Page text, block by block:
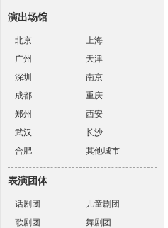
演出场馆
北京
上海
广州
天津
深圳
南京
成都
重庆
郑州
西安
武汉
长沙
合肥
其他城市
表演团体
话剧团
儿童剧团
歌剧团
舞剧团